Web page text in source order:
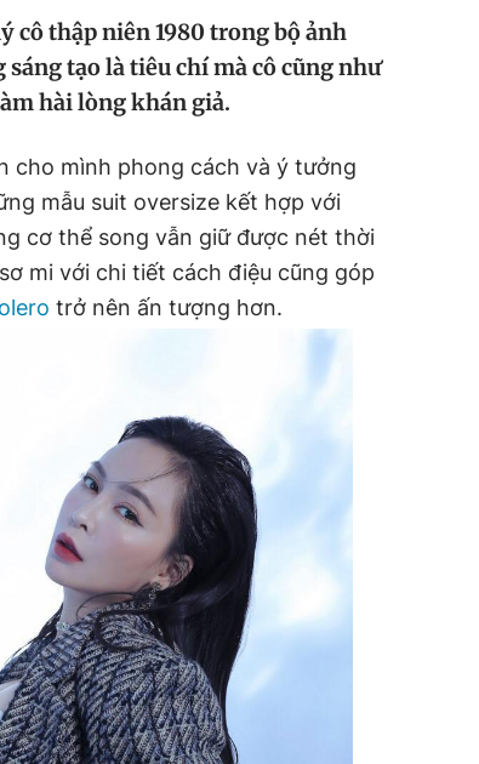
cô thập niên 1980 trong bộ ảnh
tạo là tiêu chí mà cô cũng như
hài lòng khán giả.
cho mình phong cách và ý tưởng
mẫu suit oversize kết hợp với
cơ thể song vẫn giữ được nét thời
mi với chi tiết cách điệu cũng góp
trở nên ấn tượng hơn.